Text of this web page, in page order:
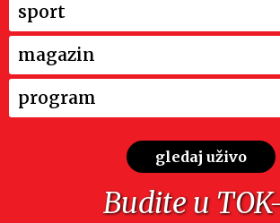
sport
magazin
program
gledaj uživo
Budite u